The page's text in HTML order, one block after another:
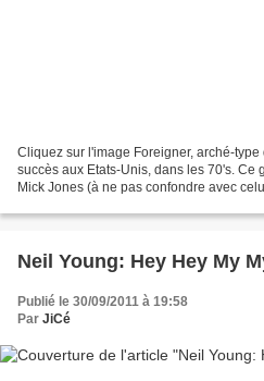
Cliquez sur l'image Foreigner, arché-
succès aux Etats-Unis, dans les 70's. Ce
Mick Jones (à ne pas confondre avec
Neil Young: Hey Hey My
Publié le 30/09/2011 à 19:58
Par JiCé